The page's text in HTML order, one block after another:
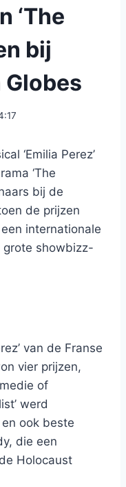
‘The
bij
‘Emilia Perez’
‘The
bij de
de prijzen
internationale
showbizz-
van de Franse
vier prijzen,
of
werd
ook beste
die een
Holocaust